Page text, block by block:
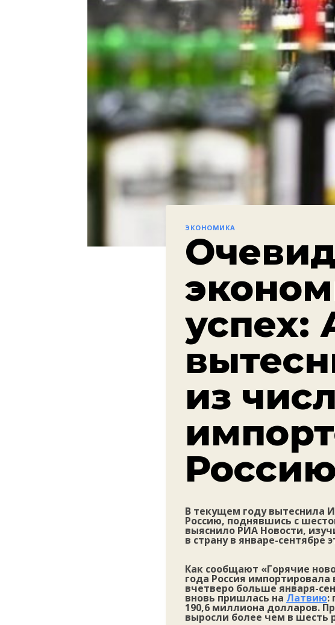
ЭКОНОМИКА
успех:
из
Россию
В текущем году вытеснила
Россию, поднявшись с
выяснило РИА Новости,
в страну в январе-сентябре
Как сообщают «Горячие
года Россия
вчетверо больше января-
вновь пришлась на Латвию:
190,6 миллиона долларов.
выросли более чем в шесть